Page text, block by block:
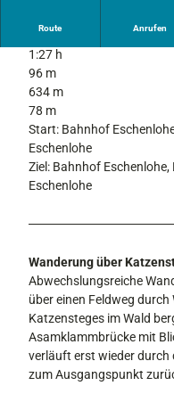
Route Anrufen
1:27 h
96 m
634 m
78 m
Start: Bahnhof
Eschenlohe
Ziel: Bahnhof
Eschenlohe
Wanderung über
Abwechslungsreiche
über einen Feldweg
Katzensteges im Wald
Asamklammbrücke mit
verläuft erst wieder durch
zum Ausgangspunkt